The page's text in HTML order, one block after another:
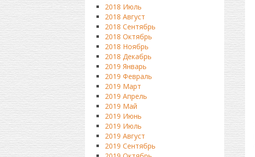
2018 Июль
2018 Август
2018 Сентябрь
2018 Октябрь
2018 Ноябрь
2018 Декабрь
2019 Январь
2019 Февраль
2019 Март
2019 Апрель
2019 Май
2019 Июнь
2019 Июль
2019 Август
2019 Сентябрь